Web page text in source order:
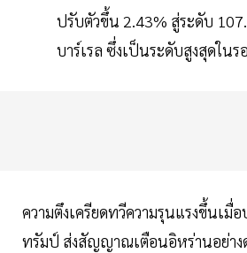
ปรับตัวขึ้น 2.43% สู่ระดับ
บาร์เรล ซึ่งเป็นระดับสูงสุดใน
ความตึงเครียดทวีความรุนแรงขึ้นเมื่
ทรัมป์ ส่งสัญญาณเตือนอิหร่านอย่า